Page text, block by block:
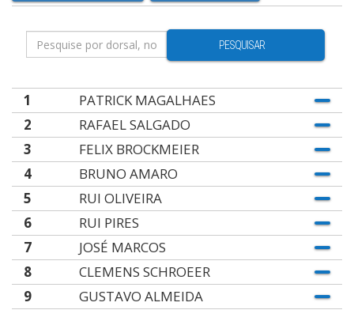
PESQUISAR
1
PATRICK MAGALHAES
2
RAFAEL SALGADO
3
FELIX BROCKMEIER
4
BRUNO AMARO
5
RUI OLIVEIRA
6
RUI PIRES
7
JOSÉ MARCOS
8
CLEMENS SCHROEER
9
GUSTAVO ALMEIDA